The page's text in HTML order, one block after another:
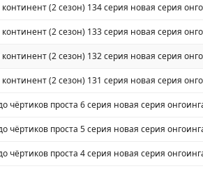
(2 сезон) 134 серия новая серия
(2 сезон) 133 серия новая серия
(2 сезон) 132 серия новая серия
(2 сезон) 131 серия новая серия
чёртиков проста 6 серия новая серия
чёртиков проста 5 серия новая серия
чёртиков проста 4 серия новая серия